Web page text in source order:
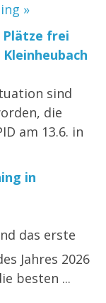
»
frei
Kleinheubach
sind
die
am 13.6. in
in
das erste
Jahres 2026
besten ...